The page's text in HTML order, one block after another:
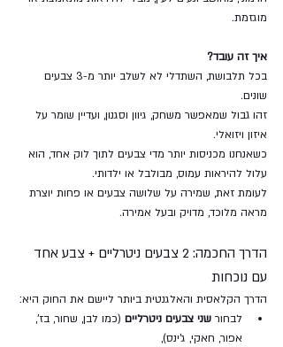
מוגזמת.
איך זה עובד?
בכל תלבושת, השתדלי לא לשלב יותר מ-3 צבעים
שונים.
זהו גבול שמאפשר משחק, גיוון וסגנון, ועדיין שומר על
איזון ויזואלי.
כשאנחנו מכניסות יותר מדי צבעים לתוך לוק אחד, הוא
עלול להיראות עמוס, מבולבל או ילדותי.
לעומת זאת, שמירה על שלושה צבעים או פחות יוצרת
מראה מלוכד, מדויק ובעל אמירה.
הדרך החכמה: 2 צבעים ניטרליים + צבע אחד
עם נוכחות
הדרך הקלאסית והאלגנטית ביותר ליישם את החוק היא:
לבחור שני צבעים ניטרליים (כמו לבן, שחור, בז’,
אפור, חאקי, ג’ינס),